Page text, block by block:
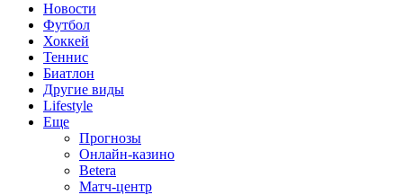
Новости
Футбол
Хоккей
Теннис
Биатлон
Другие виды
Lifestyle
Еще
Прогнозы
Онлайн-казино
Betera
Матч-центр